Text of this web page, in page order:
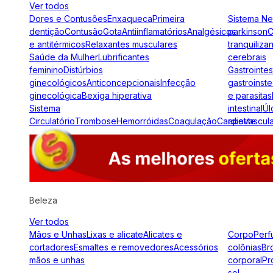
Ver todos
Dores e ContusõesEnxaquecaPrimeira
dentiçãoContusãoGotaAntiinflamatóriosAnalgésicos
e antitérmicosRelaxantes musculares
Saúde da MulherLubrificantes
femininoDistúrbios
ginecológicosAnticoncepcionaisInfecção
ginecológicaBexiga hiperativa
Sistema
CirculatórioTromboseHemorróidasCoagulação
Sistema
parkinson
cerebrais
e parasitas
intestinal
apetite
Beleza
Ver todos
Mãos e UnhasLixas e alicateAlicates e
cortadoresEsmaltes e removedoresAcessórios
mãos e unhas
Corpo
colônias
corporal